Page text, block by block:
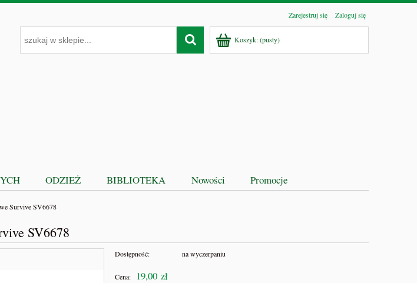
Zarejestruj się Zaloguj się
Koszyk:(pusty)
ODZIEŻ BIBLIOTEKA Nowości Promocje
Survive SV6678
SV6678
Dostępność: na wyczerpaniu
Cena: 19,00 zł